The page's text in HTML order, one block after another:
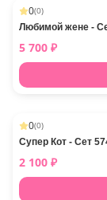
0(0)
Любимой жене -
5 700 ₽
0(0)
Супер Кот - Сет
2 100 ₽